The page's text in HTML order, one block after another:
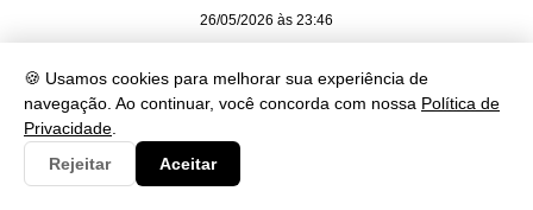
🍪 Usamos cookies para melhorar sua experiência de
navegação. Ao continuar, você concorda com nossa Política de
Privacidade
Rejeitar
Aceitar
26/05/2026 às 23:46